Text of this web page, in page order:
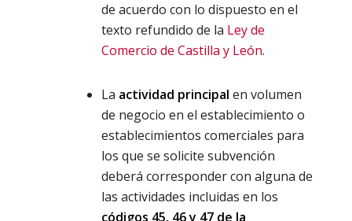
de acuerdo con lo dispuesto en el
texto refundido de la Ley de
Comercio de Castilla y León.
La actividad principal en volumen
de negocio en el establecimiento o
establecimientos comerciales para
los que se solicite subvención
deberá corresponder con alguna de
las actividades incluidas en los
códigos 45, 46 y 47 de la